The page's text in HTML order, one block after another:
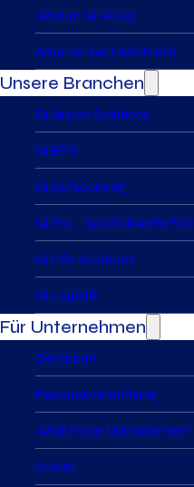
Warum Gi Group
Arbeiten bei HelloFresh
Unsere Branchen
Gi Airport Solutions
Gi BPO
Gi Outsourcing
Gi Pro – Spezialisierte
Gi Life Sciences
Gi Logistik
Für Unternehmen
Zeitarbeit
Personalvermittlung
Workforce Management
Onsite